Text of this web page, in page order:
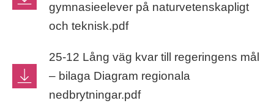
gymnasieelever på naturvetenskapligt
och teknisk.pdf
25-12 Lång väg kvar till regeringens mål
– bilaga Diagram regionala
nedbrytningar.pdf